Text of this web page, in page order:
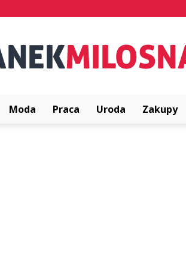
Moda Praca Uroda Zakupy